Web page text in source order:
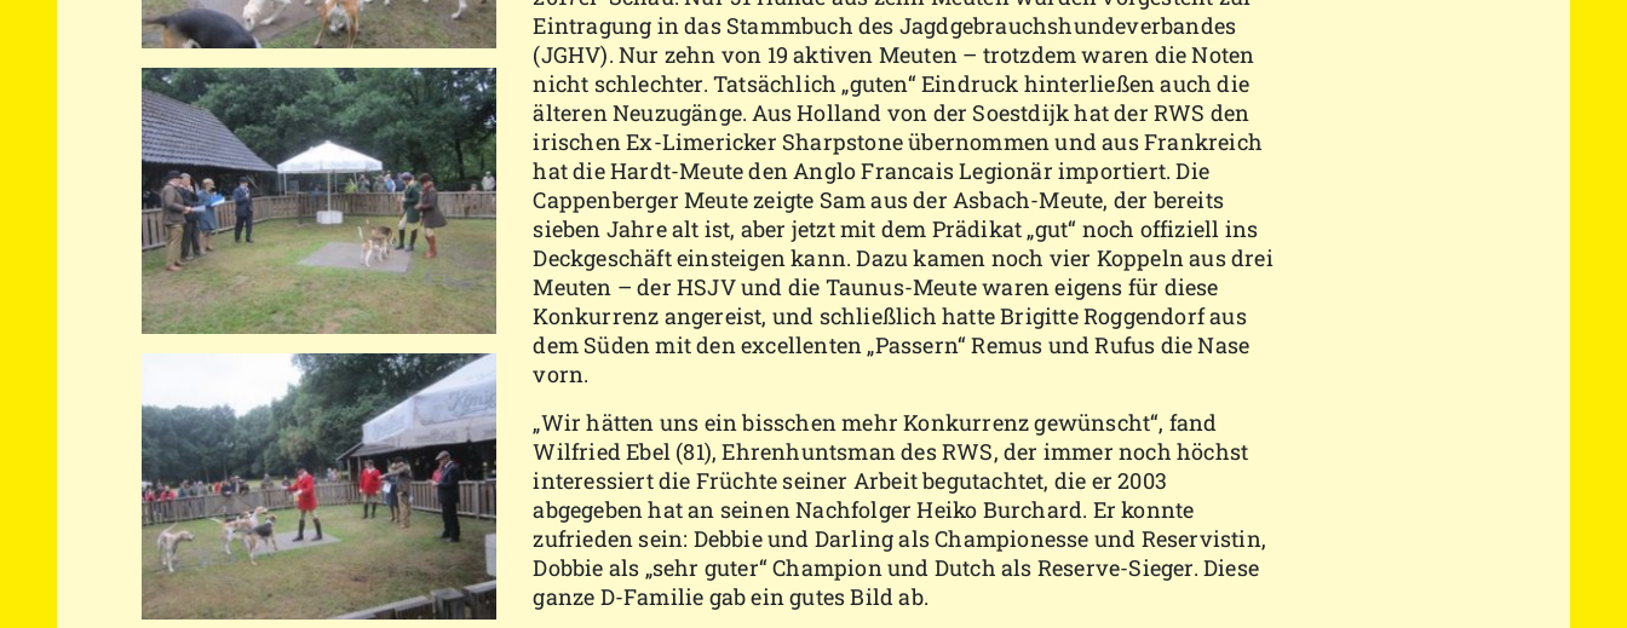
Eintragung in das Stammbuch des Jagdgebrauchshundeverbandes
(JGHV). Nur zehn von 19 aktiven Meuten – trotzdem waren die Noten
nicht schlechter. Tatsächlich „guten“ Eindruck hinterließen auch die
älteren Neuzugänge. Aus Holland von der Soestdijk hat der RWS den
irischen Ex-Limericker Sharpstone übernommen und aus Frankreich
hat die Hardt-Meute den Anglo Francais Legionär importiert. Die
Cappenberger Meute zeigte Sam aus der Asbach-Meute, der bereits
sieben Jahre alt ist, aber jetzt mit dem Prädikat „gut“ noch offiziell ins
Deckgeschäft einsteigen kann. Dazu kamen noch vier Koppeln aus drei
Meuten – der HSJV und die Taunus-Meute waren eigens für diese
Konkurrenz angereist, und schließlich hatte Brigitte Roggendorf aus
dem Süden mit den excellenten „Passern“ Remus und Rufus die Nase
vorn.
„Wir hätten uns ein bisschen mehr Konkurrenz gewünscht“, fand
Wilfried Ebel (81), Ehrenhuntsman des RWS, der immer noch höchst
interessiert die Früchte seiner Arbeit begutachtet, die er 2003
abgegeben hat an seinen Nachfolger Heiko Burchard. Er konnte
zufrieden sein: Debbie und Darling als Championesse und Reservistin,
Dobbie als „sehr guter“ Champion und Dutch als Reserve-Sieger. Diese
ganze D-Familie gab ein gutes Bild ab.